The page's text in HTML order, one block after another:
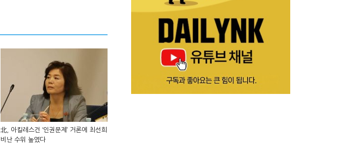
北, 아킬레스건 ‘인권문제’ 거론에 최선희
비난 수위 높였다